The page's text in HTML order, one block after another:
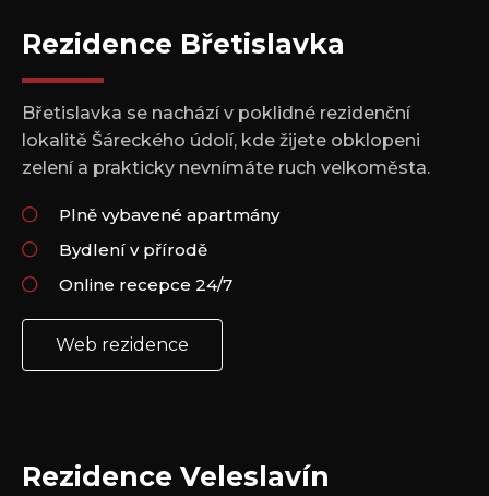
Rezidence Břetislavka
Břetislavka se nachází v poklidné rezidenční
lokalitě Šáreckého údolí, kde žijete obklopeni
zelení a prakticky nevnímáte ruch velkoměsta.
Plně vybavené apartmány
Bydlení v přírodě
Online recepce 24/7
Web rezidence
Rezidence Veleslavín